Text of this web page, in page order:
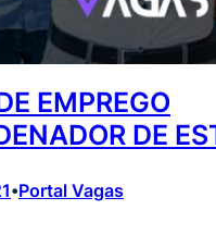
EMPREGO
DE
•Portal Vagas